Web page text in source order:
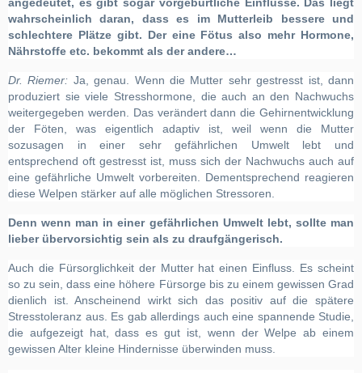
wahrscheinlich daran, dass es im Mutterleib bessere und
schlechtere Plätze gibt. Der eine Fötus also mehr Hormone,
Nährstoffe etc. bekommt als der andere…
Dr. Riemer: Ja, genau. Wenn die Mutter sehr gestresst ist, dann
produziert sie viele Stresshormone, die auch an den Nachwuchs
weitergegeben werden. Das verändert dann die Gehirnentwicklung
der Föten, was eigentlich adaptiv ist, weil wenn die Mutter
sozusagen in einer sehr gefährlichen Umwelt lebt und
entsprechend oft gestresst ist, muss sich der Nachwuchs auch auf
eine gefährliche Umwelt vorbereiten. Dementsprechend reagieren
diese Welpen stärker auf alle möglichen Stressoren.
Denn wenn man in einer gefährlichen Umwelt lebt, sollte man
lieber übervorsichtig sein als zu draufgängerisch.
Auch die Fürsorglichkeit der Mutter hat einen Einfluss. Es scheint
so zu sein, dass eine höhere Fürsorge bis zu einem gewissen Grad
dienlich ist. Anscheinend wirkt sich das positiv auf die spätere
Stresstoleranz aus. Es gab allerdings auch eine spannende Studie,
die aufgezeigt hat, dass es gut ist, wenn der Welpe ab einem
gewissen Alter kleine Hindernisse überwinden muss.